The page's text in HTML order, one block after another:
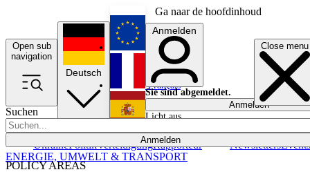
Ga naar de hoofdinhoud
Open sub
navigation
Close menu
Suchen
Anmelden
POLICY AREAS
UkrainePolitikVerteidigungRapporteur NewslettersEvents
Deutsch
English
Français
Anmelden
Sie sind abgemeldet.
Anmelden
Licht aus
ENERGIE, UMWELT & TRANSPORT